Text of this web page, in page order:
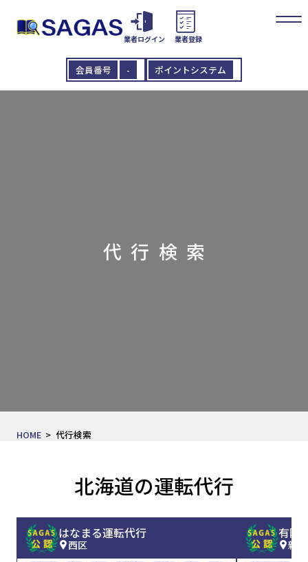
会員番号 - ポイントシステム
業者ログイン 業者登録
代行検索
HOME 代行検索
北海道の運転代行
はなまる運転代行
西区
有限
新